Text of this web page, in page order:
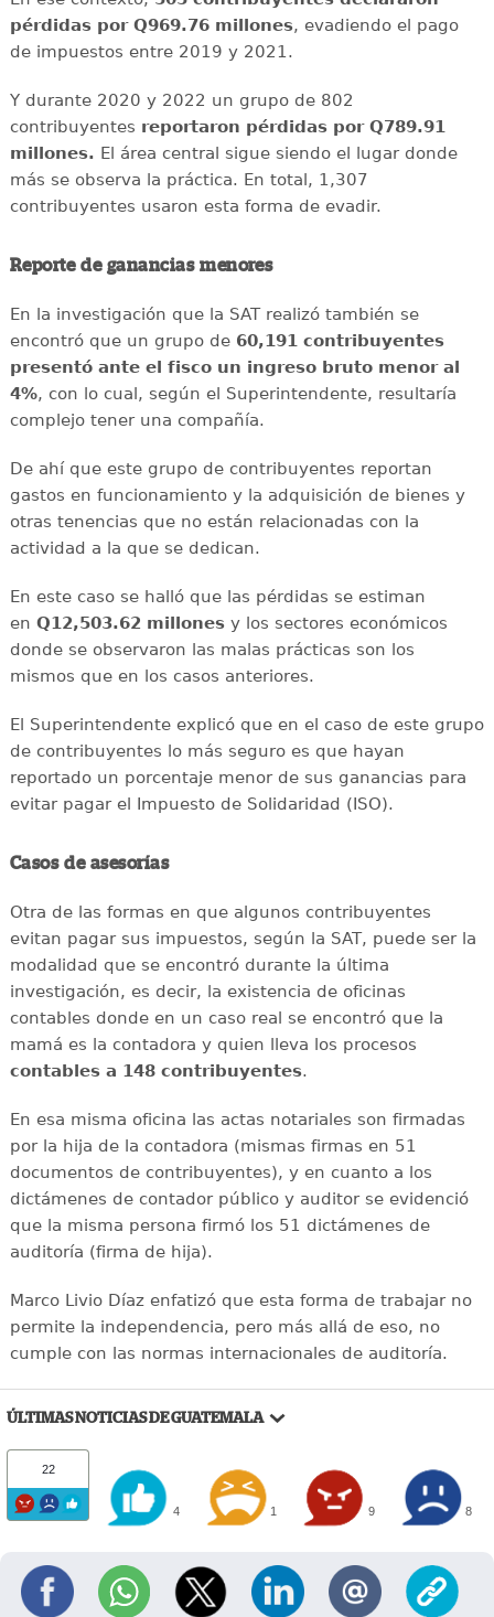
pérdidas por Q969.76 millones, evadiendo el pago
de impuestos entre 2019 y 2021.
Y durante 2020 y 2022 un grupo de 802
contribuyentes reportaron pérdidas por Q789.91
millones. El área central sigue siendo el lugar donde
más se observa la práctica. En total, 1,307
contribuyentes usaron esta forma de evadir.
Reporte de ganancias menores
En la investigación que la SAT realizó también se
encontró que un grupo de 60,191 contribuyentes
presentó ante el fisco un ingreso bruto menor al
4%, con lo cual, según el Superintendente, resultaría
complejo tener una compañía.
De ahí que este grupo de contribuyentes reportan
gastos en funcionamiento y la adquisición de bienes y
otras tenencias que no están relacionadas con la
actividad a la que se dedican.
En este caso se halló que las pérdidas se estiman
en Q12,503.62 millonesy los sectores económicos
donde se observaron las malas prácticas son los
mismos que en los casos anteriores.
El Superintendente explicó que en el caso de este grupo
de contribuyentes lo más seguro es que hayan
reportado un porcentaje menor de sus ganancias para
evitar pagar el Impuesto de Solidaridad (ISO).
Casos de asesorías
Otra de las formas en que algunos contribuyentes
evitan pagar sus impuestos, según la SAT, puede ser la
modalidad que se encontró durante la última
investigación, es decir, la existencia de oficinas
contables donde en un caso real se encontró que la
mamá es la contadora y quien lleva los procesos
contables a 148 contribuyentes.
En esa misma oficina las actas notariales son firmadas
por la hija de la contadora (mismas firmas en 51
documentos de contribuyentes), y en cuanto a los
dictámenes de contador público y auditor se evidenció
que la misma persona firmó los 51 dictámenes de
auditoría (firma de hija).
Marco Livio Díaz enfatizó que esta forma de trabajar no
permite la independencia, pero más allá de eso, no
cumple con las normas internacionales de auditoría.
ÚLTIMAS NOTICIAS DE GUATEMALA
22
4 1 9 8